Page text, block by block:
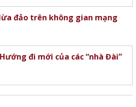
đảo trên không gian mạng
đi mới của các “nhà Đài”